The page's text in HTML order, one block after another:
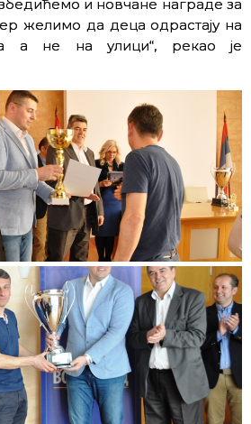
и новчане награде за
желимо да деца одрастају на
а не на улици“, рекао је